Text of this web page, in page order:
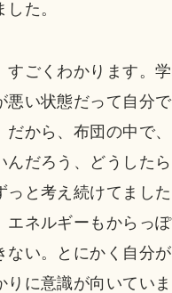
た。
すごくわかります。
悪い状態だって自分
だから、布団の中で
んだろう、どうした
っと考え続けてまし
エネルギーもからっ
ない。とにかく自分
りに意識が向いてい